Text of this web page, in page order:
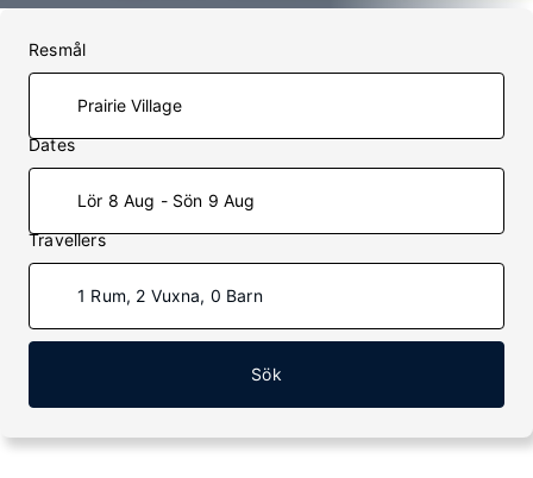
Resmål
Dates
Lör 8 Aug - Sön 9 Aug
Travellers
1 Rum, 2 Vuxna, 0 Barn
Sök